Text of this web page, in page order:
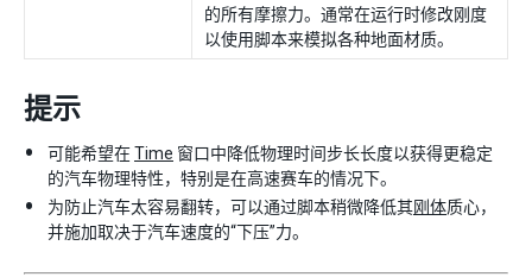
的所有摩擦力。通常在运行时修改刚度
以使用脚本来模拟各种地面材质。
提示
可能希望在Time 窗口中降低物理时间步长长度以获得更稳定
的汽车物理特性，特别是在高速赛车的情况下。
为防止汽车太容易翻转，可以通过脚本稍微降低其刚体质心，
并施加取决于汽车速度的“下压”力。